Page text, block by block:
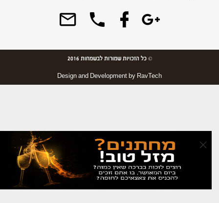
×
© כל הזכויות שמורות לבשמחות 2016
Design and Development by RavTech